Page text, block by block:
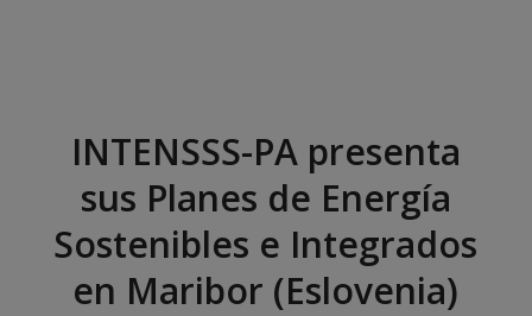
INTENSSS-PA presenta
sus Planes de Energía
Sostenibles e Integrados
en Maribor (Eslovenia)